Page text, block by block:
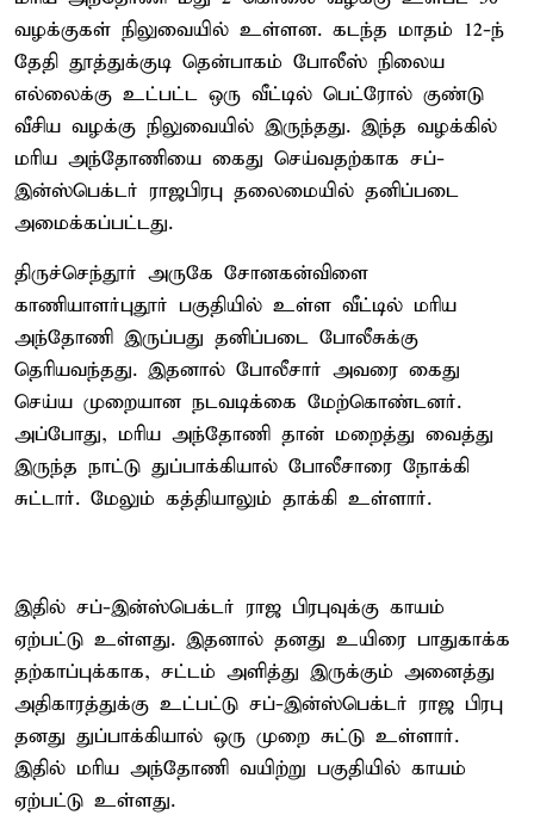
வழக்குகள் நிலுவையில் உள்ளன. கடந்த மாதம் 12-ந்
தேதி தூத்துக்குடி தென்பாகம் போலீஸ் நிலைய
எல்லைக்கு உட்பட்ட ஒரு வீட்டில் பெட்ரோல் குண்டு
வீசிய வழக்கு நிலுவையில் இருந்தது. இந்த வழக்கில்
மரிய அந்தோணியை கைது செய்வதற்காக சப்-
இன்ஸ்பெக்டர் ராஜபிரபு தலைமையில் தனிப்படை
அமைக்கப்பட்டது.
திருச்செந்தூர் அருகே சோனகன்விளை
காணியாளர்புதூர் பகுதியில் உள்ள வீட்டில் மரிய
அந்தோணி இருப்பது தனிப்படை போலீசுக்கு
தெரியவந்தது. இதனால் போலீசார் அவரை கைது
செய்ய முறையான நடவடிக்கை மேற்கொண்டனர்.
அப்போது, மரிய அந்தோணி தான் மறைத்து வைத்து
இருந்த நாட்டு துப்பாக்கியால் போலீசாரை நோக்கி
சுட்டார். மேலும் கத்தியாலும் தாக்கி உள்ளார்.
இதில் சப்-இன்ஸ்பெக்டர் ராஜ பிரபுவுக்கு காயம்
ஏற்பட்டு உள்ளது. இதனால் தனது உயிரை பாதுகாக்க
தற்காப்புக்காக, சட்டம் அளித்து இருக்கும் அனைத்து
அதிகாரத்துக்கு உட்பட்டு சப்-இன்ஸ்பெக்டர் ராஜ பிரபு
தனது துப்பாக்கியால் ஒரு முறை சுட்டு உள்ளார்.
இதில் மரிய அந்தோணி வயிற்று பகுதியில் காயம்
ஏற்பட்டு உள்ளது.